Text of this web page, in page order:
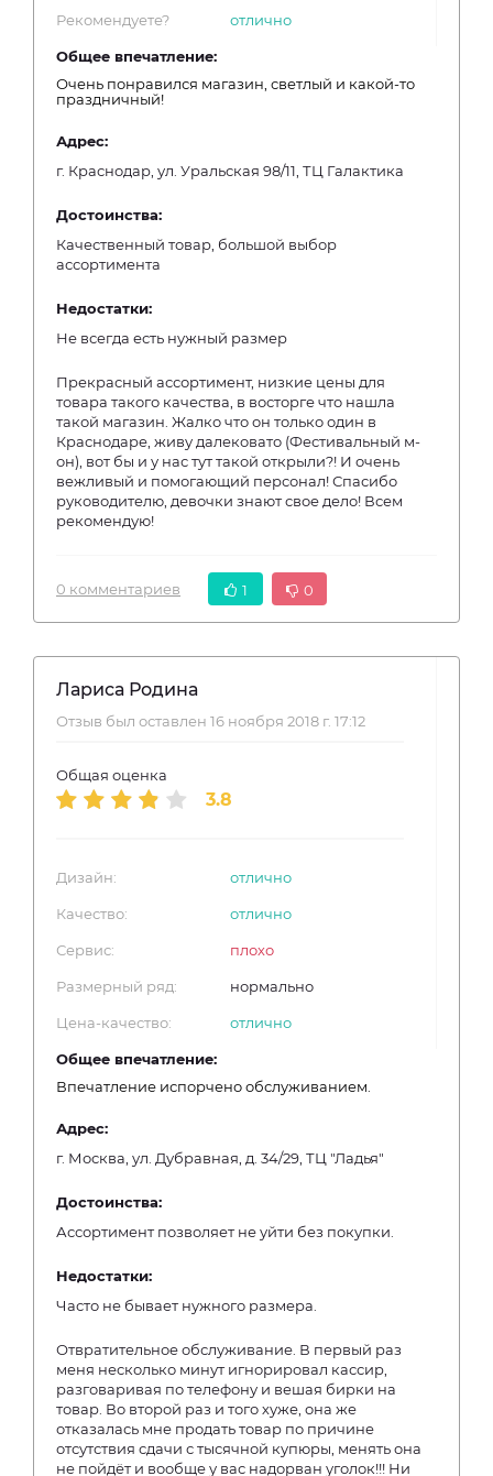
Рекомендуете? отлично
Общее впечатление:
Очень понравился магазин, светлый и какой-то
праздничный!
Адрес:
г. Краснодар, ул. Уральская 98/11, ТЦ Галактика
Достоинства:
Качественный товар, большой выбор
ассортимента
Недостатки:
Не всегда есть нужный размер
Прекрасный ассортимент, низкие цены для
товара такого качества, в восторге что нашла
такой магазин. Жалко что он только один в
Краснодаре, живу далековато (Фестивальный м-
он), вот бы и у нас тут такой открыли?! И очень
вежливый и помогающий персонал! Спасибо
руководителю, девочки знают свое дело! Всем
рекомендую!
0 комментариев 1 0
Лариса Родина
Отзыв был оставлен 16 ноября 2018 г. 17:12
Общая оценка
3.8
Дизайн: отлично
Качество: отлично
Сервис: плохо
Размерный ряд: нормально
Цена-качество: отлично
Общее впечатление:
Впечатление испорчено обслуживанием.
Адрес:
г. Москва, ул. Дубравная, д. 34/29, ТЦ "Ладья"
Достоинства:
Ассортимент позволяет не уйти без покупки.
Недостатки:
Часто не бывает нужного размера.
Отвратительное обслуживание. В первый раз
меня несколько минут игнорировал кассир,
разговаривая по телефону и вешая бирки на
товар. Во второй раз и того хуже, она же
отказалась мне продать товар по причине
отсутствия сдачи с тысячной купюры, менять она
не пойдёт и вообще у вас надорван уголок!!! Ни